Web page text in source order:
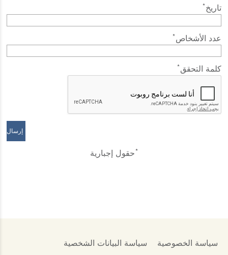
تاريخ*
عدد الأشخاص*
كلمة التحقق*
*حقول إجبارية
سياسة الخصوصية سياسة البيانات الشخصية